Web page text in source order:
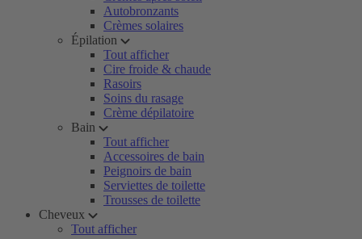
Autobronzants
Crèmes solaires
Épilation
Tout afficher
Cire froide & chaude
Rasoirs
Soins du rasage
Crème dépilatoire
Bain
Tout afficher
Accessoires de bain
Peignoirs de bain
Serviettes de toilette
Trousses de toilette
Cheveux
Tout afficher